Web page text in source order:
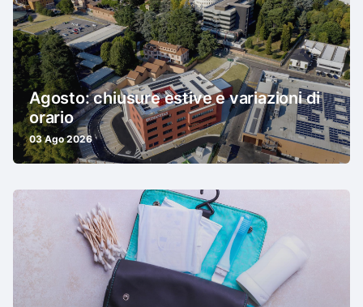
Agosto: chiusure estive e variazioni di
orario
03 Ago 2026